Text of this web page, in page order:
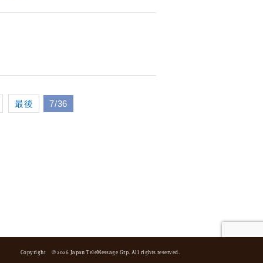
最後 7/36
Copyright © 2026 Japan TeleMessage Grp. All rights reserved.